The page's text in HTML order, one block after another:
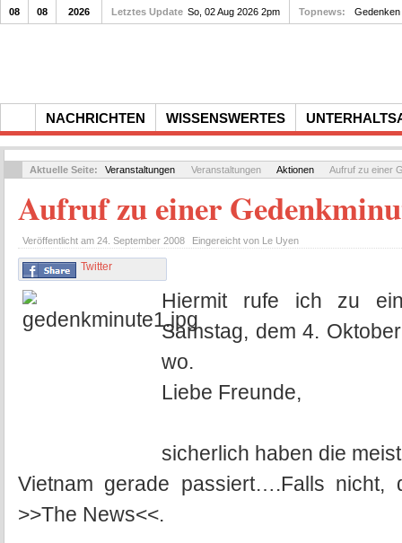
NACHRICHTEN WISSENSWERTES
08 08 2026 Letztes Update So, 02 Aug 2026 2pm Topnews: Gedenken
Aktuelle Seite: Veranstaltungen Veranstaltungen Aktionen Aufruf zu einer
Aufruf zu einer
Veröffentlicht am 24. September 2008 Eingereicht von Le Uyen
Twitter
Hiermit rufe ich zu
Samstag, dem 4.
wo.
Liebe Freunde,
sicherlich haben die
Vietnam gerade passiert….Falls
>>The News<<.